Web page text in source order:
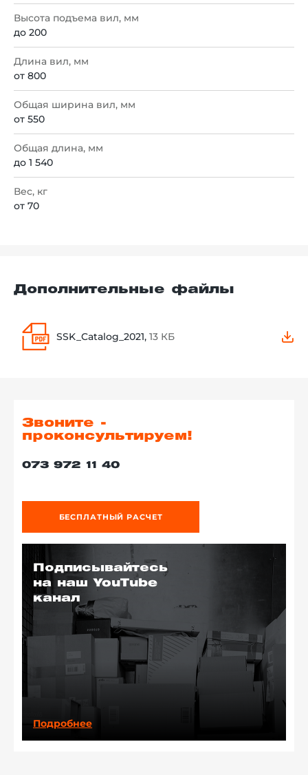
Высота подъема вил, мм
до 200
Длина вил, мм
от 800
Общая ширина вил, мм
от 550
Общая длина, мм
до 1 540
Вес, кг
от 70
Дополнительные файлы
SSK_Catalog_2021, 13 КБ
Звоните -
проконсультируем!
073 972 11 40
БЕСПЛАТНЫЙ РАСЧЕТ
Подписывайтесь
на наш YouTube
канал
Подробнее